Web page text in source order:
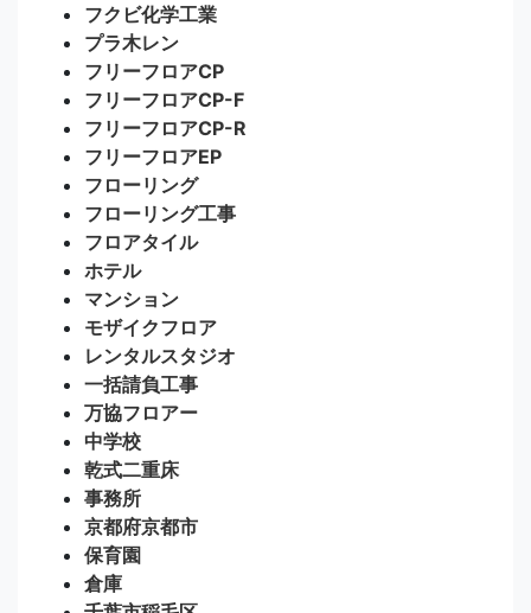
フクビ化学工業
プラ木レン
フリーフロアCP
フリーフロアCP-F
フリーフロアCP-R
フリーフロアEP
フローリング
フローリング工事
フロアタイル
ホテル
マンション
モザイクフロア
レンタルスタジオ
一括請負工事
万協フロアー
中学校
乾式二重床
事務所
京都府京都市
保育園
倉庫